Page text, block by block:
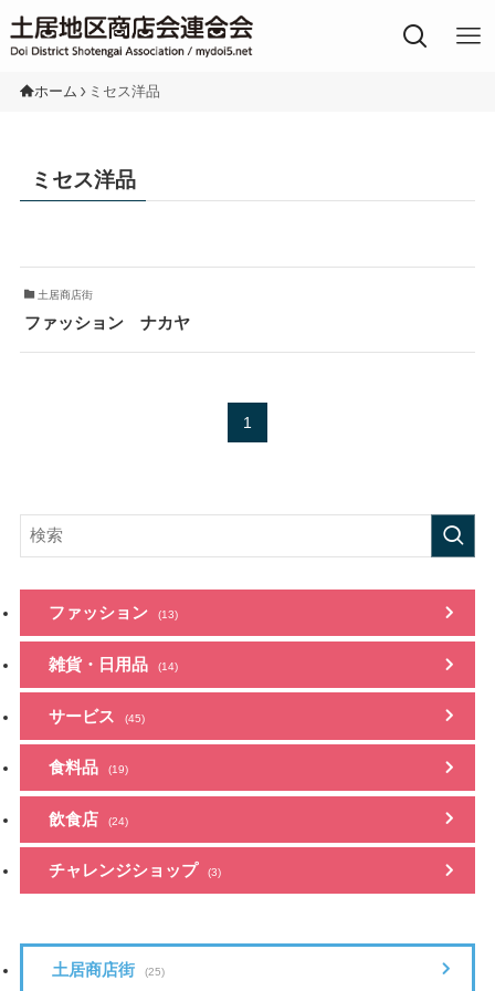
土居地区の商店街
ホーム ミセス洋品
ミセス洋品
土居商店街
ファッション ナカヤ
1
ファッション (13)
雑貨・日用品 (14)
サービス (45)
食料品 (19)
飲食店 (24)
チャレンジショップ (3)
土居商店街 (25)